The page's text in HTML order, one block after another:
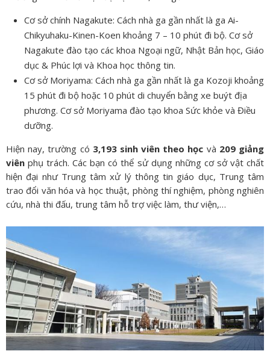
Cơ sở chính Nagakute: Cách nhà ga gần nhất là ga Ai-
Chikyuhaku-Kinen-Koen khoảng 7 – 10 phút đi bộ. Cơ sở
Nagakute đào tạo các khoa Ngoại ngữ, Nhật Bản học, Giáo
dục & Phúc lợi và Khoa học thông tin.
Cơ sở Moriyama: Cách nhà ga gần nhất là ga Kozoji khoảng
15 phút đi bộ hoặc 10 phút di chuyển bằng xe buýt địa
phương. Cơ sở Moriyama đào tạo khoa Sức khỏe và Điều
dưỡng.
Hiện nay, trường có 3,193 sinh viên theo học và 209 giảng
viên phụ trách. Các bạn có thể sử dụng những cơ sở vật chất
hiện đại như Trung tâm xử lý thông tin giáo dục, Trung tâm
trao đổi văn hóa và học thuật, phòng thí nghiệm, phòng nghiên
cứu, nhà thi đấu, trung tâm hỗ trợ việc làm, thư viện,…